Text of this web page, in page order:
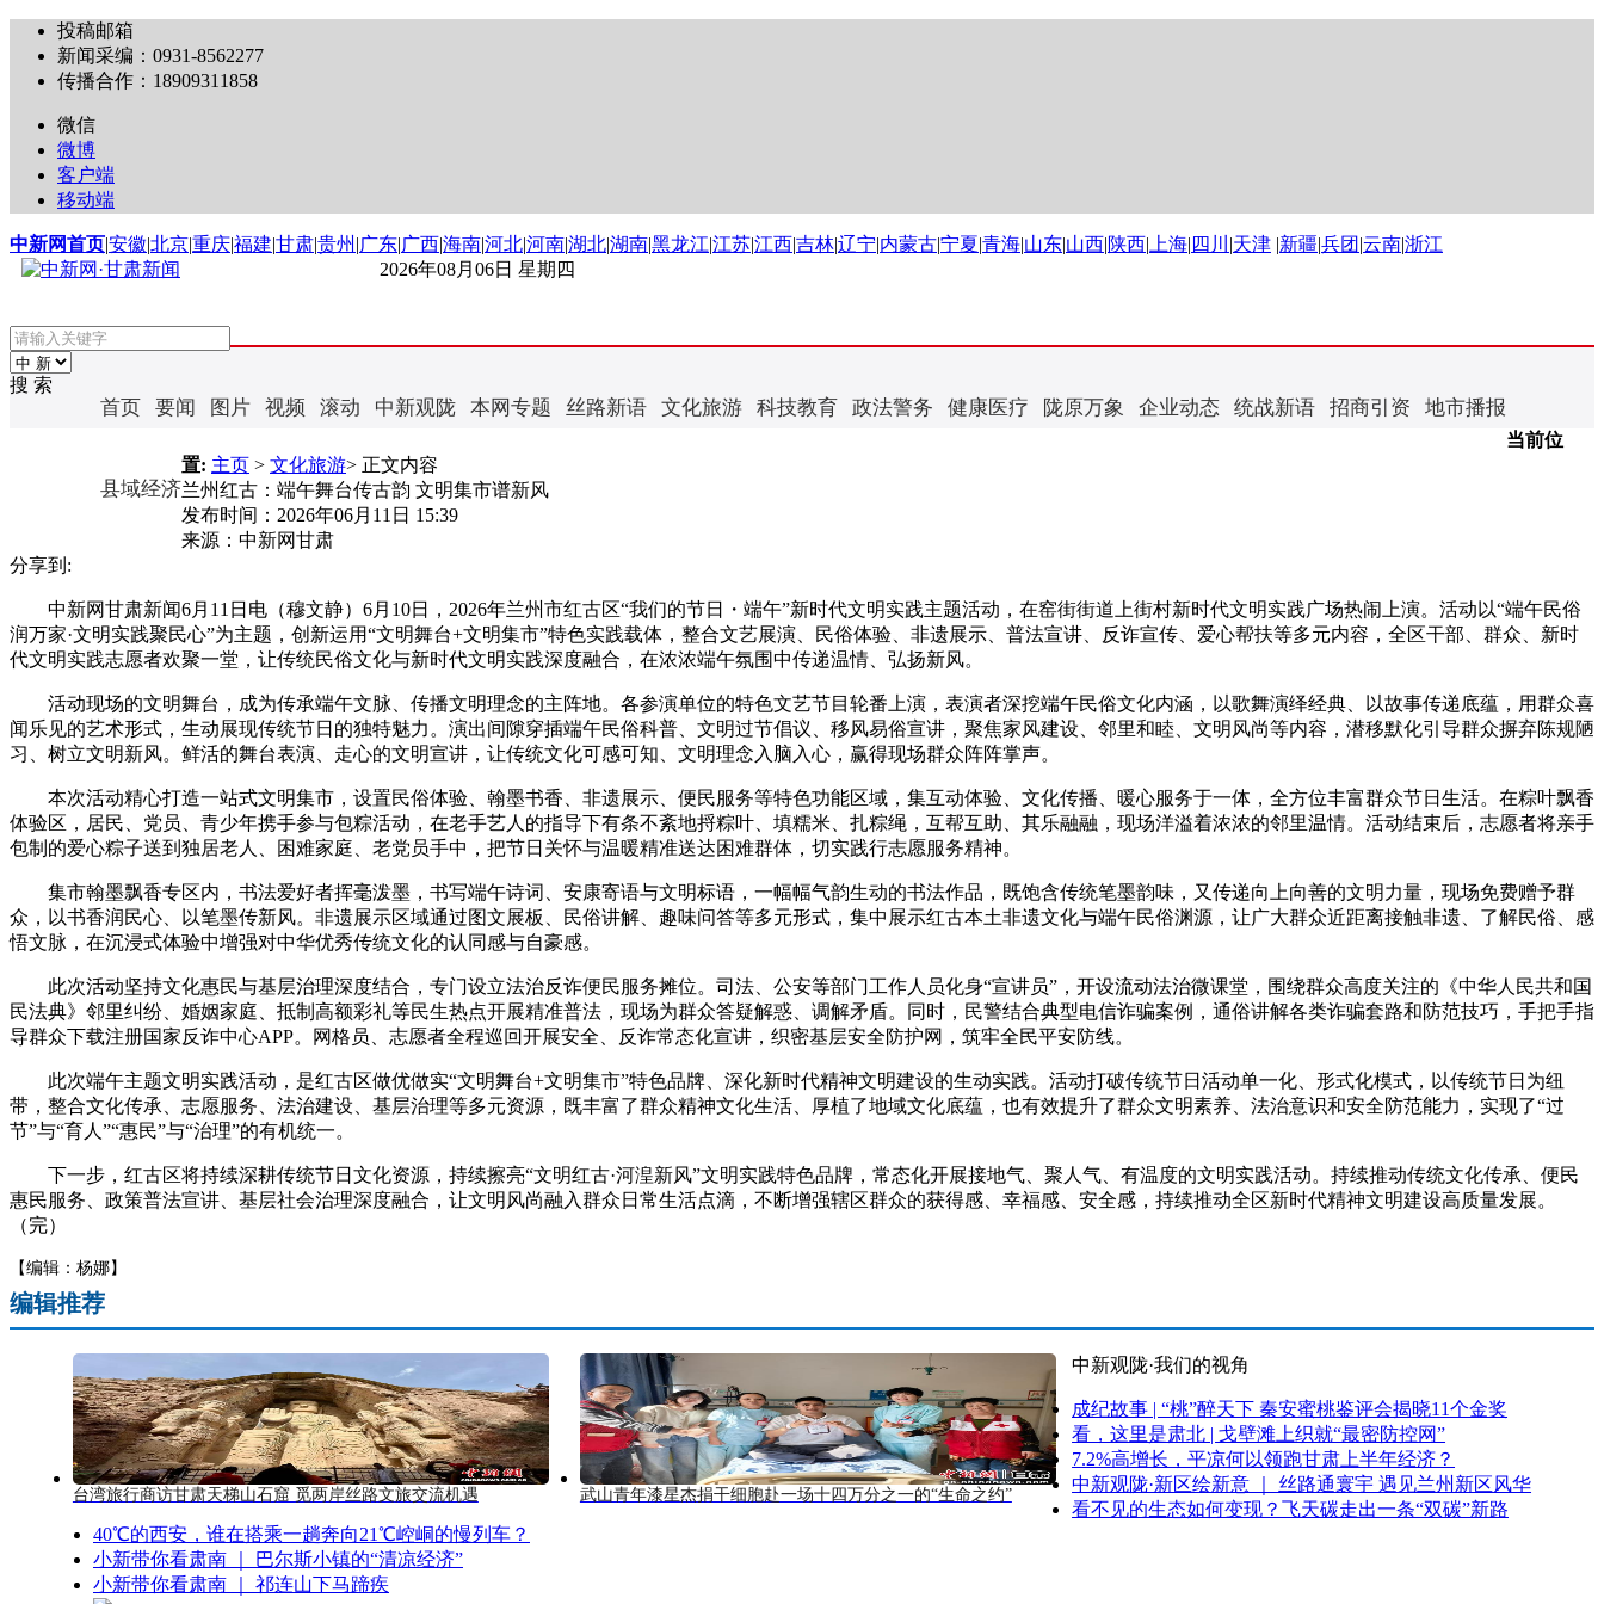
投稿邮箱
新闻采编：0931-8562277
传播合作：18909311858
微信
微博
客户端
移动端
中新网首页|安徽|北京|重庆|福建|甘肃|贵州 |广东|广西|海南|河北|河南|湖北|湖南|黑龙江|江苏|江西|吉林|辽宁|内蒙古|宁夏|青海|山东|山西|陕西| 上海| 四川 |天津 |新疆|兵团 |云南|浙江
2026年08月06日 星期四
搜 索
首页 要闻 图片 视频 滚动 中新观陇 本网专题 丝路新语 文化旅游 科技教育 政法警务 健康医疗 陇原万象 企业动态 统战新语 招商引资 地市播报
县域经济
当前位
置: 主页 > 文化旅游> 正文内容
兰州红古：端午舞台传古韵 文明集市谱新风
发布时间： 2026年06月11日 15:39
来源： 中新网甘肃
分享到:
中新网甘肃新闻6月11日电（穆文静）6月10日，2026年兰州市红古区“我们的节日・端午”新时代文明实践主题活动，在窑街街道上街村新时代文明实践广场热闹上演。活动以“端午民俗
润万家·文明实践聚民心”为主题，创新运用“文明舞台+文明集市”特色实践载体，整合文艺展演、民俗体验、非遗展示、普法宣讲、反诈宣传、爱心帮扶等多元内容，全区干部、群众、新时
代文明实践志愿者欢聚一堂，让传统民俗文化与新时代文明实践深度融合，在浓浓端午氛围中传递温情、弘扬新风。
活动现场的文明舞台，成为传承端午文脉、传播文明理念的主阵地。各参演单位的特色文艺节目轮番上演，表演者深挖端午民俗文化内涵，以歌舞演绎经典、以故事传递底蕴，用群众喜
闻乐见的艺术形式，生动展现传统节日的独特魅力。演出间隙穿插端午民俗科普、文明过节倡议、移风易俗宣讲，聚焦家风建设、邻里和睦、文明风尚等内容，潜移默化引导群众摒弃陈规陋
习、树立文明新风。鲜活的舞台表演、走心的文明宣讲，让传统文化可感可知、文明理念入脑入心，赢得现场群众阵阵掌声。
本次活动精心打造一站式文明集市，设置民俗体验、翰墨书香、非遗展示、便民服务等特色功能区域，集互动体验、文化传播、暖心服务于一体，全方位丰富群众节日生活。在粽叶飘香
体验区，居民、党员、青少年携手参与包粽活动，在老手艺人的指导下有条不紊地捋粽叶、填糯米、扎粽绳，互帮互助、其乐融融，现场洋溢着浓浓的邻里温情。活动结束后，志愿者将亲手
包制的爱心粽子送到独居老人、困难家庭、老党员手中，把节日关怀与温暖精准送达困难群体，切实践行志愿服务精神。
集市翰墨飘香专区内，书法爱好者挥毫泼墨，书写端午诗词、安康寄语与文明标语，一幅幅气韵生动的书法作品，既饱含传统笔墨韵味，又传递向上向善的文明力量，现场免费赠予群
众，以书香润民心、以笔墨传新风。非遗展示区域通过图文展板、民俗讲解、趣味问答等多元形式，集中展示红古本土非遗文化与端午民俗渊源，让广大群众近距离接触非遗、了解民俗、感
悟文脉，在沉浸式体验中增强对中华优秀传统文化的认同感与自豪感。
此次活动坚持文化惠民与基层治理深度结合，专门设立法治反诈便民服务摊位。司法、公安等部门工作人员化身“宣讲员”，开设流动法治微课堂，围绕群众高度关注的《中华人民共和国
民法典》邻里纠纷、婚姻家庭、抵制高额彩礼等民生热点开展精准普法，现场为群众答疑解惑、调解矛盾。同时，民警结合典型电信诈骗案例，通俗讲解各类诈骗套路和防范技巧，手把手指
导群众下载注册国家反诈中心APP。网格员、志愿者全程巡回开展安全、反诈常态化宣讲，织密基层安全防护网，筑牢全民平安防线。
此次端午主题文明实践活动，是红古区做优做实“文明舞台+文明集市”特色品牌、深化新时代精神文明建设的生动实践。活动打破传统节日活动单一化、形式化模式，以传统节日为纽
带，整合文化传承、志愿服务、法治建设、基层治理等多元资源，既丰富了群众精神文化生活、厚植了地域文化底蕴，也有效提升了群众文明素养、法治意识和安全防范能力，实现了“过
节”与“育人”“惠民”与“治理”的有机统一。
下一步，红古区将持续深耕传统节日文化资源，持续擦亮“文明红古·河湟新风”文明实践特色品牌，常态化开展接地气、聚人气、有温度的文明实践活动。持续推动传统文化传承、便民
惠民服务、政策普法宣讲、基层社会治理深度融合，让文明风尚融入群众日常生活点滴，不断增强辖区群众的获得感、幸福感、安全感，持续推动全区新时代精神文明建设高质量发展。
（完）
【编辑：杨娜】
编辑推荐
台湾旅行商访甘肃天梯山石窟 觅两岸丝路文旅交流机遇 武山青年漆星杰捐干细胞赴一场十四万分之一的“生命之约”
中新观陇·我们的视角
成纪故事 | “桃”醉天下 秦安蜜桃鉴评会揭晓11个金奖
看，这里是肃北 | 戈壁滩上织就“最密防控网”
7.2%高增长，平凉何以领跑甘肃上半年经济？
中新观陇·新区绘新意 ｜ 丝路通寰宇 遇见兰州新区风华
看不见的生态如何变现？飞天碳走出一条“双碳”新路
40℃的西安，谁在搭乘一趟奔向21℃崆峒的慢列车？
小新带你看肃南 ｜ 巴尔斯小镇的“清凉经济”
小新带你看肃南 ｜ 祁连山下马蹄疾